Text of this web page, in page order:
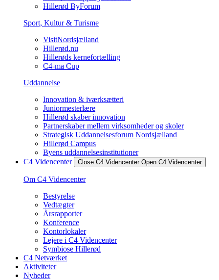
Hillerød ByForum
Sport, Kultur & Turisme
VisitNordsjælland
Hillerød.nu
Hillerøds kernefortælling
C4-ma Cup
Uddannelse
Innovation & iværksætteri
Juniormesterlære
Hillerød skaber innovation
Partnerskaber mellem virksomheder og skoler
Strategisk Uddannelsesforum Nordsjælland
Hillerød Campus
Byens uddannelsesinstitutioner
C4 Videncenter
Close C4 Videncenter Open C4 Videncenter
Om C4 Videncenter
Bestyrelse
Vedtægter
Årsrapporter
Konference
Kontorlokaler
Lejere i C4 Videncenter
Symbiose Hillerød
C4 Netværket
Aktiviteter
Nyheder